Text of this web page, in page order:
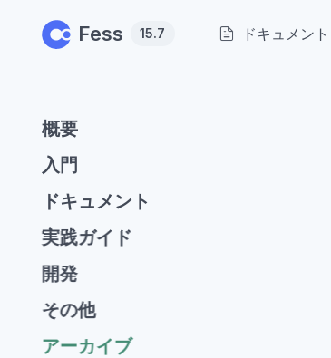
Fess 15.7 ドキュメント
概要
入門
ドキュメント
実践ガイド
開発
その他
アーカイブ